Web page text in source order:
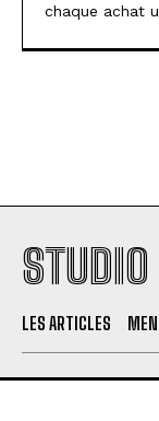
chaque achat
LES ARTICLES